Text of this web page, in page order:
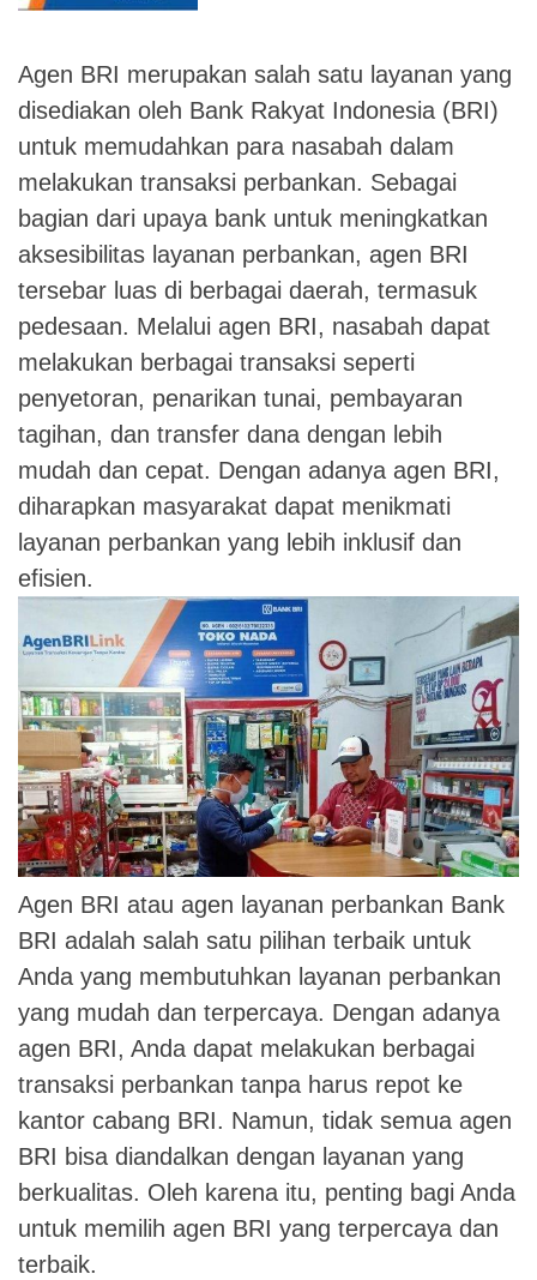
Agen BRI merupakan salah satu layanan yang
disediakan oleh Bank Rakyat Indonesia (BRI)
untuk memudahkan para nasabah dalam
melakukan transaksi perbankan. Sebagai
bagian dari upaya bank untuk meningkatkan
aksesibilitas layanan perbankan, agen BRI
tersebar luas di berbagai daerah, termasuk
pedesaan. Melalui agen BRI, nasabah dapat
melakukan berbagai transaksi seperti
penyetoran, penarikan tunai, pembayaran
tagihan, dan transfer dana dengan lebih
mudah dan cepat. Dengan adanya agen BRI,
diharapkan masyarakat dapat menikmati
layanan perbankan yang lebih inklusif dan
efisien.
Agen BRI atau agen layanan perbankan Bank
BRI adalah salah satu pilihan terbaik untuk
Anda yang membutuhkan layanan perbankan
yang mudah dan terpercaya. Dengan adanya
agen BRI, Anda dapat melakukan berbagai
transaksi perbankan tanpa harus repot ke
kantor cabang BRI. Namun, tidak semua agen
BRI bisa diandalkan dengan layanan yang
berkualitas. Oleh karena itu, penting bagi Anda
untuk memilih agen BRI yang terpercaya dan
terbaik.